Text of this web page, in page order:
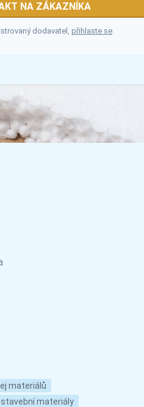
materiálů
materiály
NA ZÁKAZNÍKA
dodavatel, přihlaste se.